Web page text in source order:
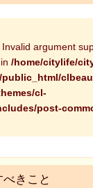
Invalid argument
/home/citylife/
public_html/
cl-
post-
きこと